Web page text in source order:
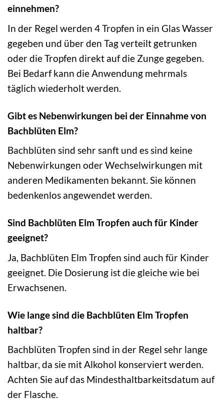
einnehmen?
In der Regel werden 4 Tropfen in ein Glas Wasser
gegeben und über den Tag verteilt getrunken
oder die Tropfen direkt auf die Zunge gegeben.
Bei Bedarf kann die Anwendung mehrmals
täglich wiederholt werden.
Gibt es Nebenwirkungen bei der Einnahme von
Bachblüten Elm?
Bachblüten sind sehr sanft und es sind keine
Nebenwirkungen oder Wechselwirkungen mit
anderen Medikamenten bekannt. Sie können
bedenkenlos angewendet werden.
Sind Bachblüten Elm Tropfen auch für Kinder
geeignet?
Ja, Bachblüten Elm Tropfen sind auch für Kinder
geeignet. Die Dosierung ist die gleiche wie bei
Erwachsenen.
Wie lange sind die Bachblüten Elm Tropfen
haltbar?
Bachblüten Tropfen sind in der Regel sehr lange
haltbar, da sie mit Alkohol konserviert werden.
Achten Sie auf das Mindesthaltbarkeitsdatum auf
der Flasche.